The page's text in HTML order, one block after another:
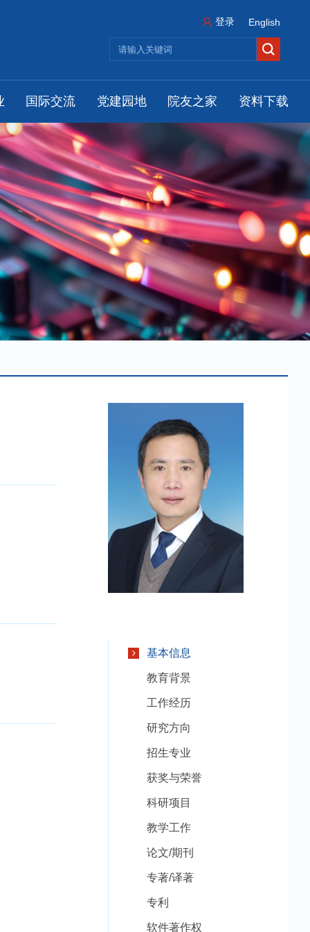
国际交流 党建园地 院友之家 资料下载
登录 English
基本信息
教育背景
工作经历
研究方向
招生专业
获奖与荣誉
科研项目
教学工作
论文/期刊
专著/译著
专利
软件著作权